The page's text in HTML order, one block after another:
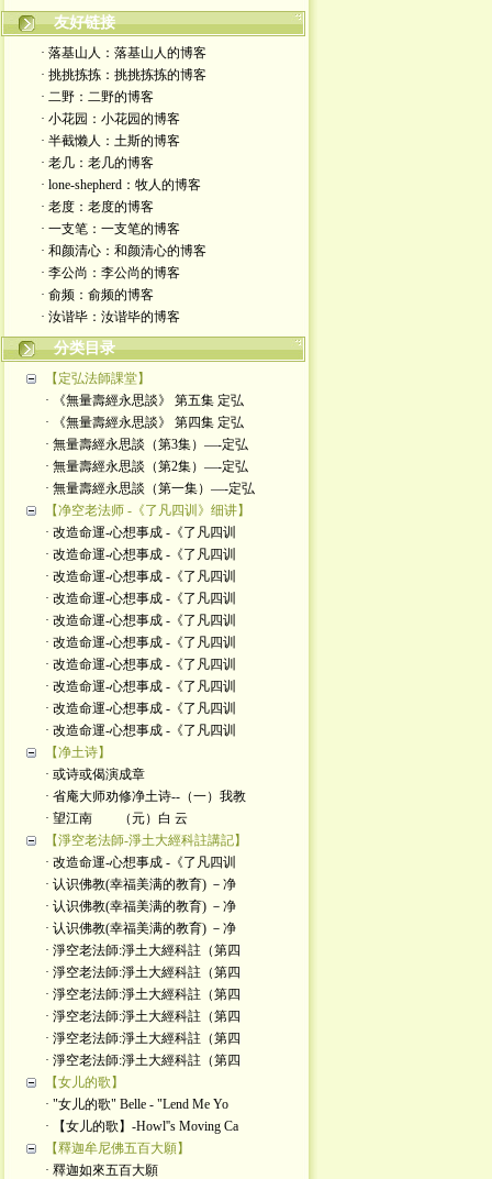
友好链接
· 落基山人：落基山人的博客
· 挑挑拣拣：挑挑拣拣的博客
· 二野：二野的博客
· 小花园：小花园的博客
· 半截懒人：土斯的博客
· 老几：老几的博客
· lone-shepherd：牧人的博客
· 老度：老度的博客
· 一支笔：一支笔的博客
· 和颜清心：和颜清心的博客
· 李公尚：李公尚的博客
· 俞频：俞频的博客
· 汝谐毕：汝谐毕的博客
分类目录
【定弘法師課堂】
· 《無量壽經永思談》 第五集 定弘
· 《無量壽經永思談》 第四集 定弘
· 無量壽經永思談（第3集）—-定弘
· 無量壽經永思談（第2集）—-定弘
· 無量壽經永思談（第一集）—-定弘
【净空老法师 -《了凡四训》细讲】
· 改造命運-心想事成 -《了凡四训
· 改造命運-心想事成 -《了凡四训
· 改造命運-心想事成 -《了凡四训
· 改造命運-心想事成 -《了凡四训
· 改造命運-心想事成 -《了凡四训
· 改造命運-心想事成 -《了凡四训
· 改造命運-心想事成 -《了凡四训
· 改造命運-心想事成 -《了凡四训
· 改造命運-心想事成 -《了凡四训
· 改造命運-心想事成 -《了凡四训
【净土诗】
· 或诗或偈演成章
· 省庵大师劝修净土诗--（一）我教
· 望江南 （元）白 云
【淨空老法師-淨土大經科註講記】
· 改造命運-心想事成 -《了凡四训
· 认识佛教(幸福美满的教育) －净
· 认识佛教(幸福美满的教育) －净
· 认识佛教(幸福美满的教育) －净
· 淨空老法師:淨土大經科註（第四
· 淨空老法師:淨土大經科註（第四
· 淨空老法師:淨土大經科註（第四
· 淨空老法師:淨土大經科註（第四
· 淨空老法師:淨土大經科註（第四
· 淨空老法師:淨土大經科註（第四
【女儿的歌】
· "女儿的歌" Belle - "Lend Me Yo
· 【女儿的歌】-Howl''s Moving Ca
【釋迦牟尼佛五百大願】
· 釋迦如來五百大願